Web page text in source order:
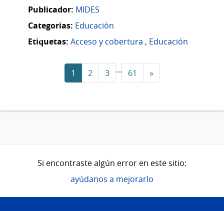
Publicador: MIDES
Categorias: Educación
Etiquetas: Acceso y cobertura , Educación
1 2 3 ... 61 »
Si encontraste algún error en este sitio:
ayúdanos a mejorarlo